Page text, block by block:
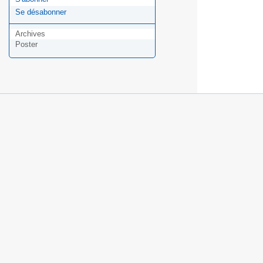
Se désabonner
Archives
Poster